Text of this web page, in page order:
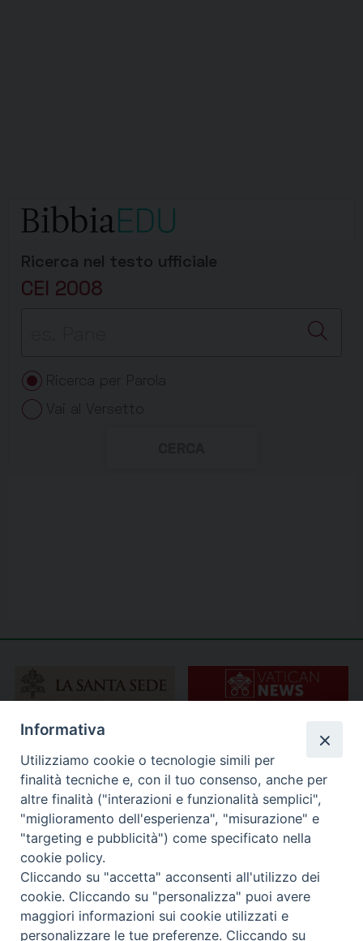
Informativa
Utilizziamo cookie o tecnologie simili per
finalità tecniche e, con il tuo consenso, anche per
altre finalità ("interazioni e funzionalità semplici",
"miglioramento dell'esperienza", "misurazione" e
"targeting e pubblicità") come specificato nella
cookie policy.
Cliccando su "accetta" acconsenti all'utilizzo dei
cookie. Cliccando su "personalizza" puoi avere
maggiori informazioni sui cookie utilizzati e
personalizzare le tue preferenze. Cliccando su